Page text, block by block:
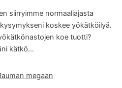
siirryimme normaaliajasta
koskee yökätköilyä.
koe tuotti?
kätkö…
megaan